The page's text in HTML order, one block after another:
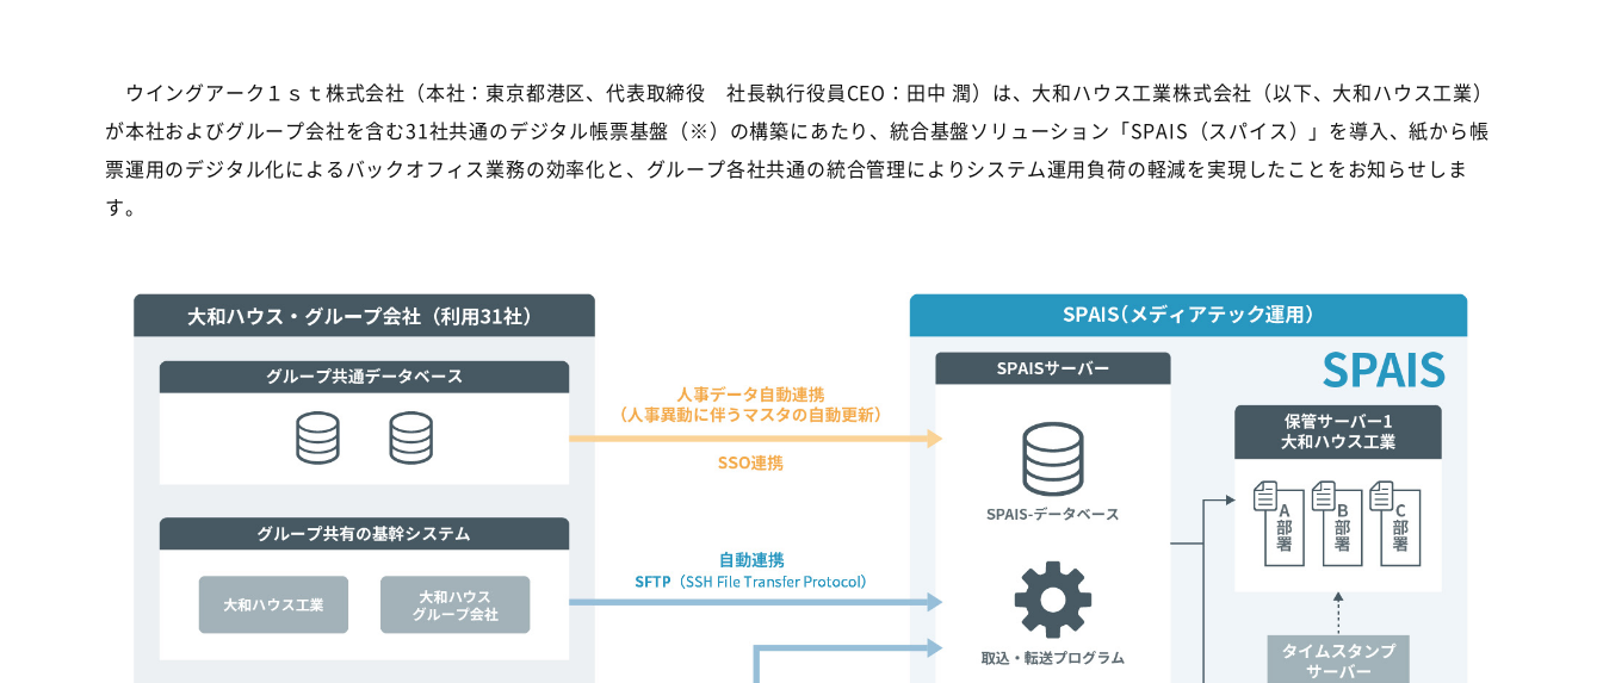
ウイングアーク１ｓｔ株式会社（本社：東京都港区、代表取締役 社長執行役員CEO ：田中 潤）は、大和ハウス工業株式会社（以下、大和ハウス工業）
が本社およびグループ会社を含む31社共通のデジタル帳票基盤（※）の構築にあたり、統合基盤ソリューション「SPAIS （スパイス）」を導入、紙から帳
票運用のデジタル化によるバックオフィス業務の効率化と、グループ各社共通の統合管理によりシステム運用負荷の軽減を実現したことをお知らせしま
す。